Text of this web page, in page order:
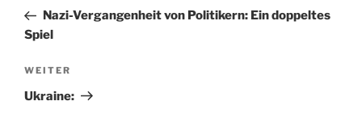
Beitrag
Nazi-Vergangenheit von Politikern: Ein doppeltes
Spiel
Nächster
Beitrag
WEITER
Ukraine: